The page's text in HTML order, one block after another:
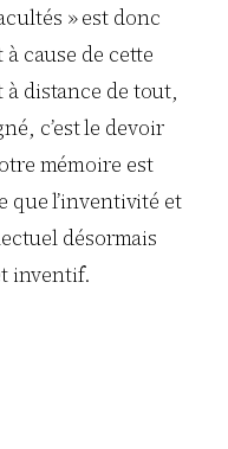
» est donc
cause de cette
à distance de tout,
c’est le devoir
mémoire est
que l’inventivité et
désormais
inventif.